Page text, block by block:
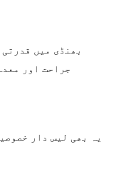
بھنڈی میں
جراحت اور
یہ بھی لیس دار